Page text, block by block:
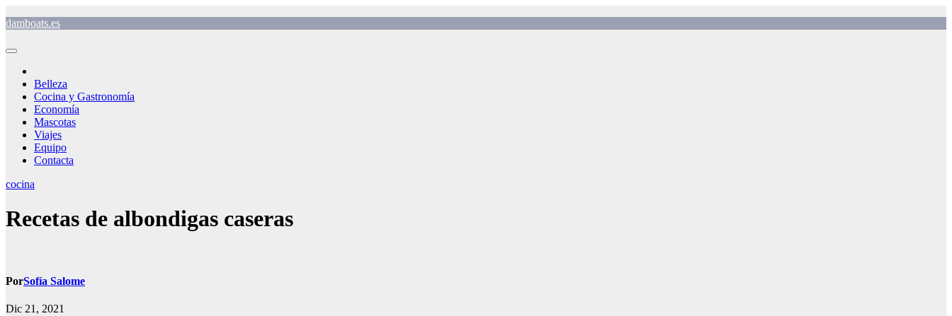
al
damboats.es
Belleza
Cocina y Gastronomía
Economía
Mascotas
Viajes
Equipo
Contacta
cocina
Recetas de albondigas caseras
PorSofía Salome
Dic 21, 2021